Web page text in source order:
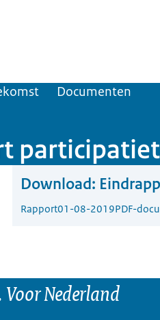
Documenten
Download:
Rapport01-08-2019PDF-
Nederland